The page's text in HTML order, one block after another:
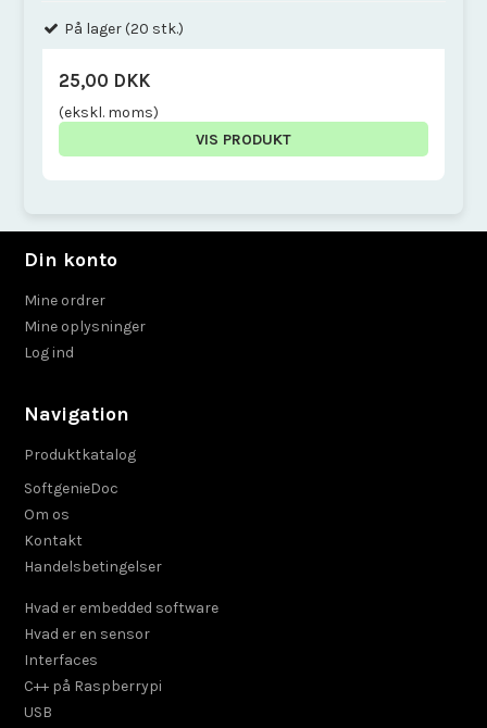
På lager (20 stk.)
25,00 DKK
(ekskl. moms)
VIS PRODUKT
Din konto
Mine ordrer
Mine oplysninger
Log ind
Navigation
Produktkatalog
SoftgenieDoc
Om os
Kontakt
Handelsbetingelser
Hvad er embedded software
Hvad er en sensor
Interfaces
C++ på Raspberrypi
USB